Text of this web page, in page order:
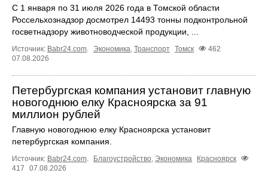
С 1 января по 31 июля 2026 года в Томской области
Россельхознадзор досмотрел 14493 тонны подконтрольной
госветнадзору животноводческой продукции, ...
Источник: Babr24.com. Экономика, Транспорт Томск
462
07.08.2026
Петербургская компания установит главную
новогоднюю елку Красноярска за 91
миллион рублей
Главную новогоднюю елку Красноярска установит
петербургская компания.
Источник: Babr24.com. Благоустройство, Экономика
Красноярск
417
07.08.2026